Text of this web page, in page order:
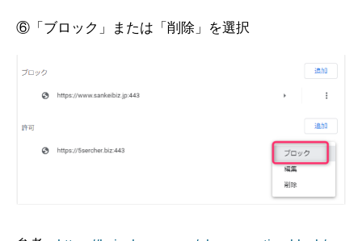
⑥「ブロック」または「削除」を選択